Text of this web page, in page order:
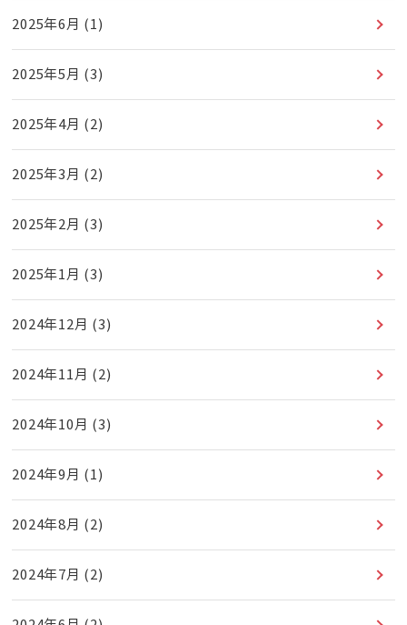
2025年6月 (1)
2025年5月 (3)
2025年4月 (2)
2025年3月 (2)
2025年2月 (3)
2025年1月 (3)
2024年12月 (3)
2024年11月 (2)
2024年10月 (3)
2024年9月 (1)
2024年8月 (2)
2024年7月 (2)